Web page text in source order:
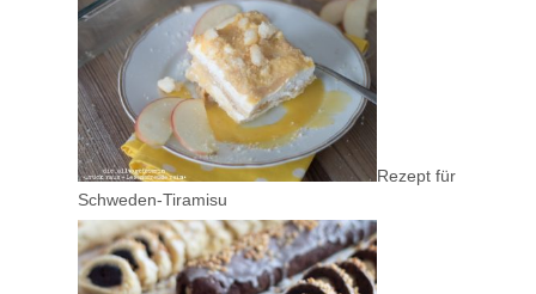
Rezept für
Schweden-Tiramisu